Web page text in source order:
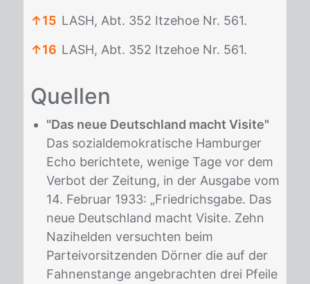
↑15 LASH, Abt. 352 Itzehoe Nr. 561.
↑16 LASH, Abt. 352 Itzehoe Nr. 561.
Quel­len
"Das neue Deutschland macht Visite"
Das sozialdemokratische Hamburger
Echo berichtete, wenige Tage vor dem
Verbot der Zeitung, in der Ausgabe vom
14. Februar 1933: „Friedrichsgabe. Das
neue Deutschland macht Visite. Zehn
Nazihelden versuchten beim
Parteivorsitzenden Dörner die auf der
Fahnenstange angebrachten drei Pfeile